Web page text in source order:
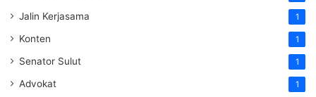
Jalin Kerjasama 1
Konten 1
Senator Sulut 1
Advokat 1